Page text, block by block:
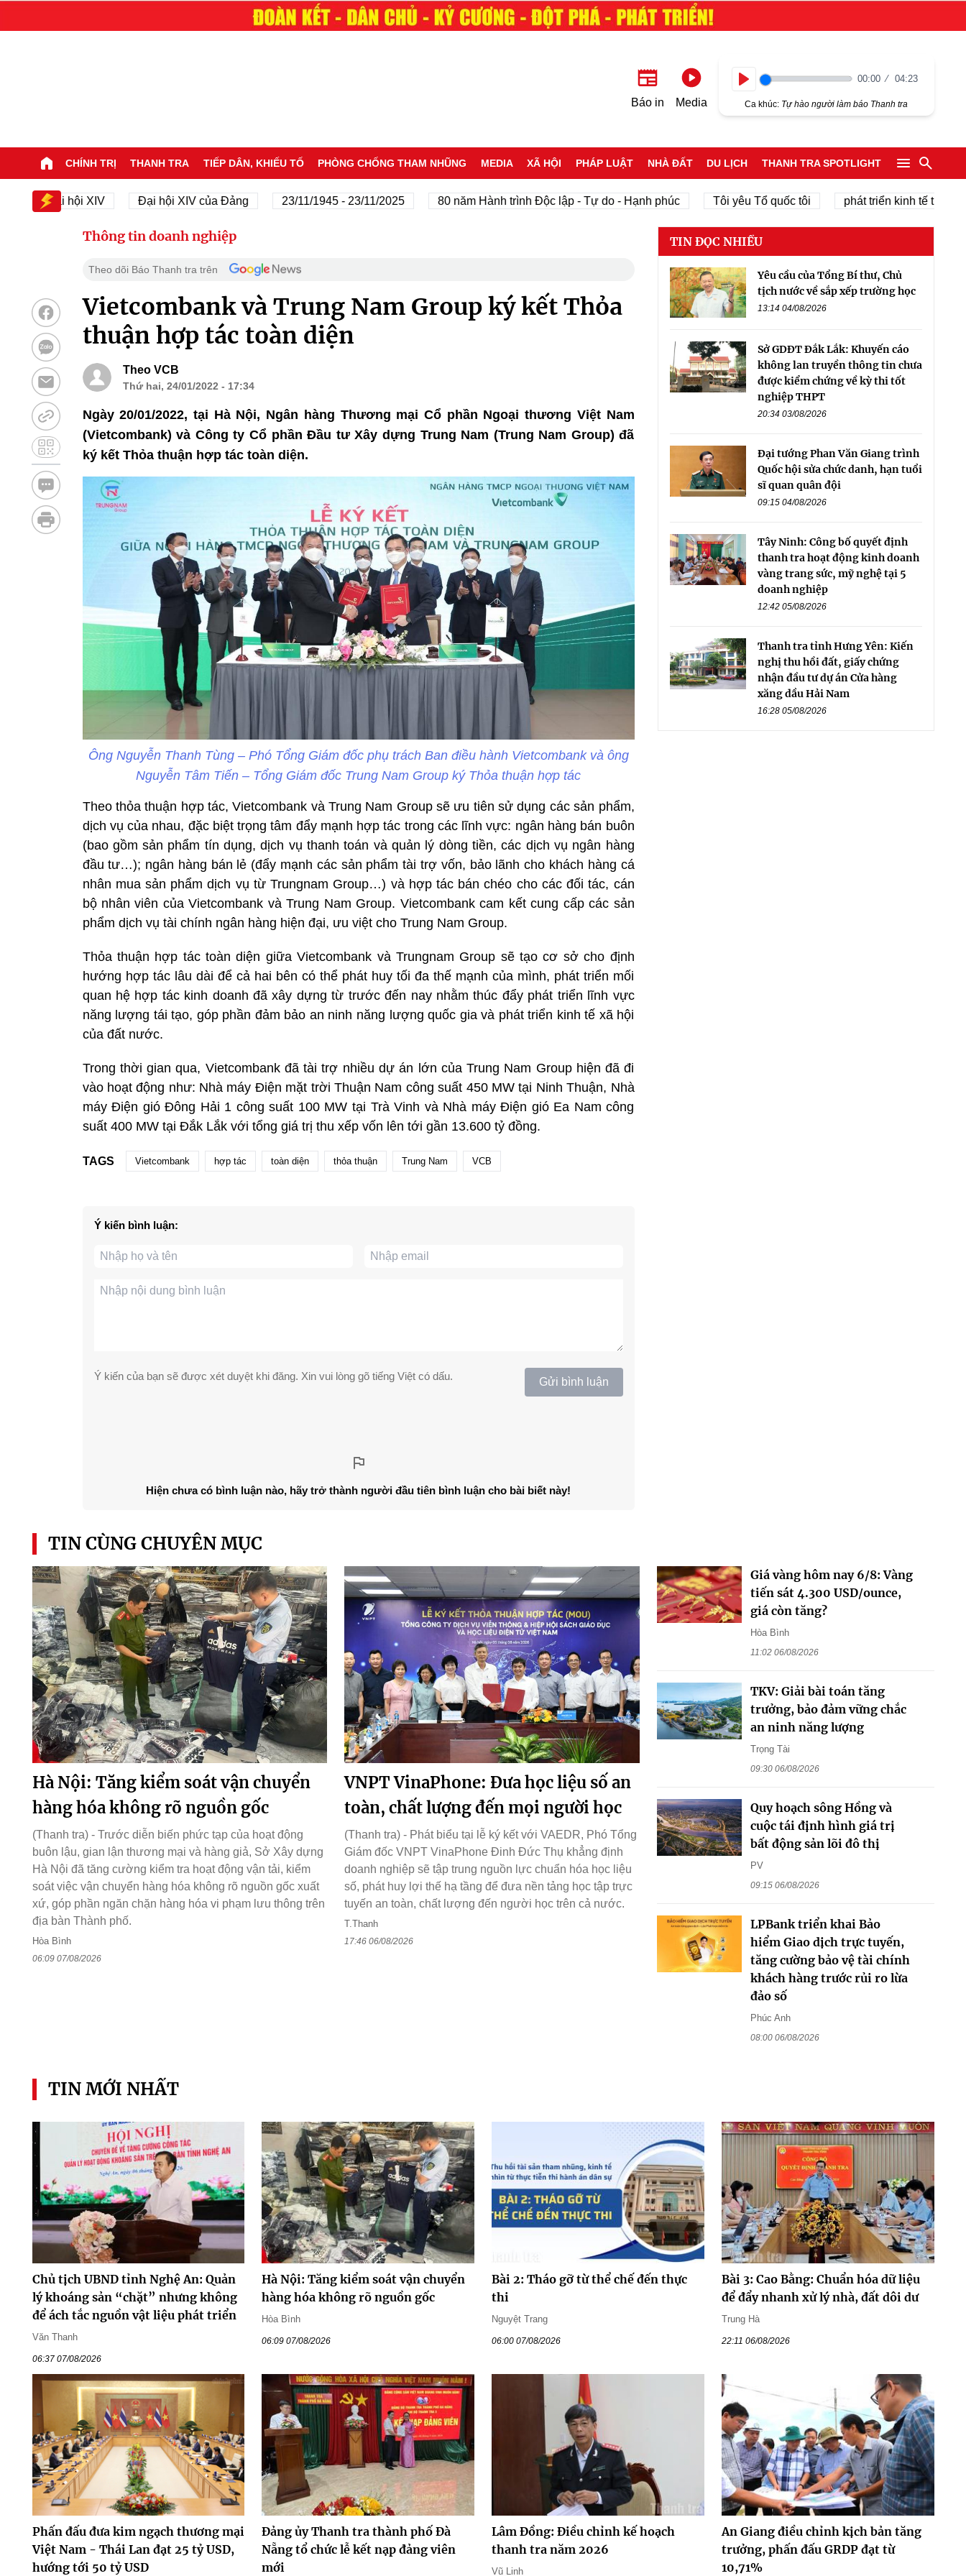
Báo in Media
00:00 04:23
Ca khúc: Tự hào người làm báo Thanh tra
CHÍNH TRỊ THANH TRA TIẾP DÂN, KHIẾU TỐ PHÒNG CHỐNG THAM NHŨNG MEDIA XÃ HỘI PHÁP LUẬT NHÀ ĐẤT DU LỊCH THANH TRA SPOTLIGHT
Đại hội XIV Đại hội XIV của Đảng 23/11/1945 - 23/11/2025 80 năm Hành trình Độc lập - Tự do - Hạnh phúc Tôi yêu Tổ quốc tôi phát triển kinh tế tư nhân
Thông tin doanh nghiệp
Theo dõi Báo Thanh tra trên
Vietcombank và Trung Nam Group ký kết Thỏa
thuận hợp tác toàn diện
Theo VCB
Thứ hai, 24/01/2022 - 17:34
Ngày 20/01/2022, tại Hà Nội, Ngân hàng Thương mại Cổ phần Ngoại thương Việt Nam
(Vietcombank) và Công ty Cổ phần Đầu tư Xây dựng Trung Nam (Trung Nam Group) đã
ký kết Thỏa thuận hợp tác toàn diện.
Ông Nguyễn Thanh Tùng – Phó Tổng Giám đốc phụ trách Ban điều hành Vietcombank và ông
Nguyễn Tâm Tiến – Tổng Giám đốc Trung Nam Group ký Thỏa thuận hợp tác
Theo thỏa thuận hợp tác, Vietcombank và Trung Nam Group sẽ ưu tiên sử dụng các sản phẩm,
dịch vụ của nhau, đặc biệt trọng tâm đẩy mạnh hợp tác trong các lĩnh vực: ngân hàng bán buôn
(bao gồm sản phẩm tín dụng, dịch vụ thanh toán và quản lý dòng tiền, các dịch vụ ngân hàng
đầu tư…); ngân hàng bán lẻ (đẩy mạnh các sản phẩm tài trợ vốn, bảo lãnh cho khách hàng cá
nhân mua sản phẩm dịch vụ từ Trungnam Group…) và hợp tác bán chéo cho các đối tác, cán
bộ nhân viên của Vietcombank và Trung Nam Group. Vietcombank cam kết cung cấp các sản
phẩm dịch vụ tài chính ngân hàng hiện đại, ưu việt cho Trung Nam Group.
Thỏa thuận hợp tác toàn diện giữa Vietcombank và Trungnam Group sẽ tạo cơ sở cho định
hướng hợp tác lâu dài để cả hai bên có thể phát huy tối đa thế mạnh của mình, phát triển mối
quan hệ hợp tác kinh doanh đã xây dựng từ trước đến nay nhằm thúc đẩy phát triển lĩnh vực
năng lượng tái tạo, góp phần đảm bảo an ninh năng lượng quốc gia và phát triển kinh tế xã hội
của đất nước.
Trong thời gian qua, Vietcombank đã tài trợ nhiều dự án lớn của Trung Nam Group hiện đã đi
vào hoạt động như: Nhà máy Điện mặt trời Thuận Nam công suất 450 MW tại Ninh Thuận, Nhà
máy Điện gió Đông Hải 1 công suất 100 MW tại Trà Vinh và Nhà máy Điện gió Ea Nam công
suất 400 MW tại Đắk Lắk với tổng giá trị thu xếp vốn lên tới gần 13.600 tỷ đồng.
TAGS Vietcombank hợp tác toàn diện thỏa thuận Trung Nam VCB
Ý kiến bình luận:
Ý kiến của bạn sẽ được xét duyệt khi đăng. Xin vui lòng gõ tiếng Việt có dấu. Gửi bình luận
Hiện chưa có bình luận nào, hãy trở thành người đầu tiên bình luận cho bài biết này!
TIN ĐỌC NHIỀU
Yêu cầu của Tổng Bí thư, Chủ
tịch nước về sắp xếp trường học
13:14 04/08/2026
Sở GDĐT Đắk Lắk: Khuyến cáo
không lan truyền thông tin chưa
được kiểm chứng về kỳ thi tốt
nghiệp THPT
20:34 03/08/2026
Đại tướng Phan Văn Giang trình
Quốc hội sửa chức danh, hạn tuổi
sĩ quan quân đội
09:15 04/08/2026
Tây Ninh: Công bố quyết định
thanh tra hoạt động kinh doanh
vàng trang sức, mỹ nghệ tại 5
doanh nghiệp
12:42 05/08/2026
Thanh tra tỉnh Hưng Yên: Kiến
nghị thu hồi đất, giấy chứng
nhận đầu tư dự án Cửa hàng
xăng dầu Hải Nam
16:28 05/08/2026
TIN CÙNG CHUYÊN MỤC
Hà Nội: Tăng kiểm soát vận chuyển
hàng hóa không rõ nguồn gốc
(Thanh tra) - Trước diễn biến phức tạp của hoạt động
buôn lậu, gian lận thương mại và hàng giả, Sở Xây dựng
Hà Nội đã tăng cường kiểm tra hoạt động vận tải, kiểm
soát việc vận chuyển hàng hóa không rõ nguồn gốc xuất
xứ, góp phần ngăn chặn hàng hóa vi phạm lưu thông trên
địa bàn Thành phố.
Hòa Bình
06:09 07/08/2026
VNPT VinaPhone: Đưa học liệu số an
toàn, chất lượng đến mọi người học
(Thanh tra) - Phát biểu tại lễ ký kết với VAEDR, Phó Tổng
Giám đốc VNPT VinaPhone Đinh Đức Thụ khẳng định
doanh nghiệp sẽ tập trung nguồn lực chuẩn hóa học liệu
số, phát huy lợi thế hạ tầng để đưa nền tảng học tập trực
tuyến an toàn, chất lượng đến người học trên cả nước.
T.Thanh
17:46 06/08/2026
Giá vàng hôm nay 6/8: Vàng
tiến sát 4.300 USD/ounce,
giá còn tăng?
Hòa Bình
11:02 06/08/2026
TKV: Giải bài toán tăng
trưởng, bảo đảm vững chắc
an ninh năng lượng
Trọng Tài
09:30 06/08/2026
Quy hoạch sông Hồng và
cuộc tái định hình giá trị
bất động sản lõi đô thị
PV
09:15 06/08/2026
LPBank triển khai Bảo
hiểm Giao dịch trực tuyến,
tăng cường bảo vệ tài chính
khách hàng trước rủi ro lừa
đảo số
Phúc Anh
08:00 06/08/2026
TIN MỚI NHẤT
Chủ tịch UBND tỉnh Nghệ An: Quản
lý khoáng sản “chặt” nhưng không
để ách tắc nguồn vật liệu phát triển
Văn Thanh
06:37 07/08/2026
Hà Nội: Tăng kiểm soát vận chuyển
hàng hóa không rõ nguồn gốc
Hòa Bình
06:09 07/08/2026
Bài 2: Tháo gỡ từ thể chế đến thực
thi
Nguyệt Trang
06:00 07/08/2026
Bài 3: Cao Bằng: Chuẩn hóa dữ liệu
để đẩy nhanh xử lý nhà, đất dôi dư
Trung Hà
22:11 06/08/2026
Phấn đấu đưa kim ngạch thương mại
Việt Nam - Thái Lan đạt 25 tỷ USD,
hướng tới 50 tỷ USD
Đảng ủy Thanh tra thành phố Đà
Nẵng tổ chức lễ kết nạp đảng viên
mới
Lâm Đồng: Điều chỉnh kế hoạch
thanh tra năm 2026
Vũ Linh
An Giang điều chỉnh kịch bản tăng
trưởng, phấn đấu GRDP đạt từ
10,71%